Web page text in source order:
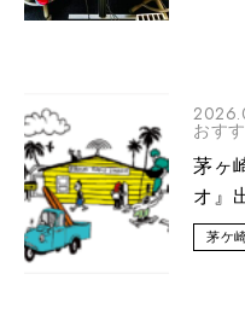
おす
茅ヶ
オ』
茅ケ